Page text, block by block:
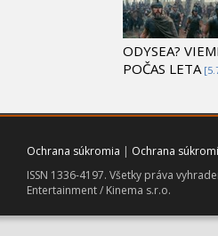
ODYSEA?
POČAS LETA
Ochrana súkromia | Ochrana
ISSN 1336-4197. Všetky práva
Entertainment / Kinema s.r.o.